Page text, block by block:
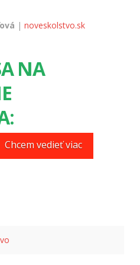
| noveskolstvo.sk
NA